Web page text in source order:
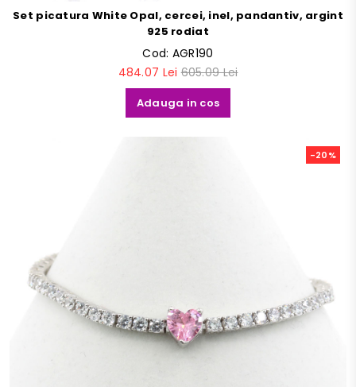
Set picatura White Opal, cercei, inel, pandantiv, argint
925 rodiat
Cod: AGR190
484.07 Lei605.09 Lei
Adauga in cos
-20%